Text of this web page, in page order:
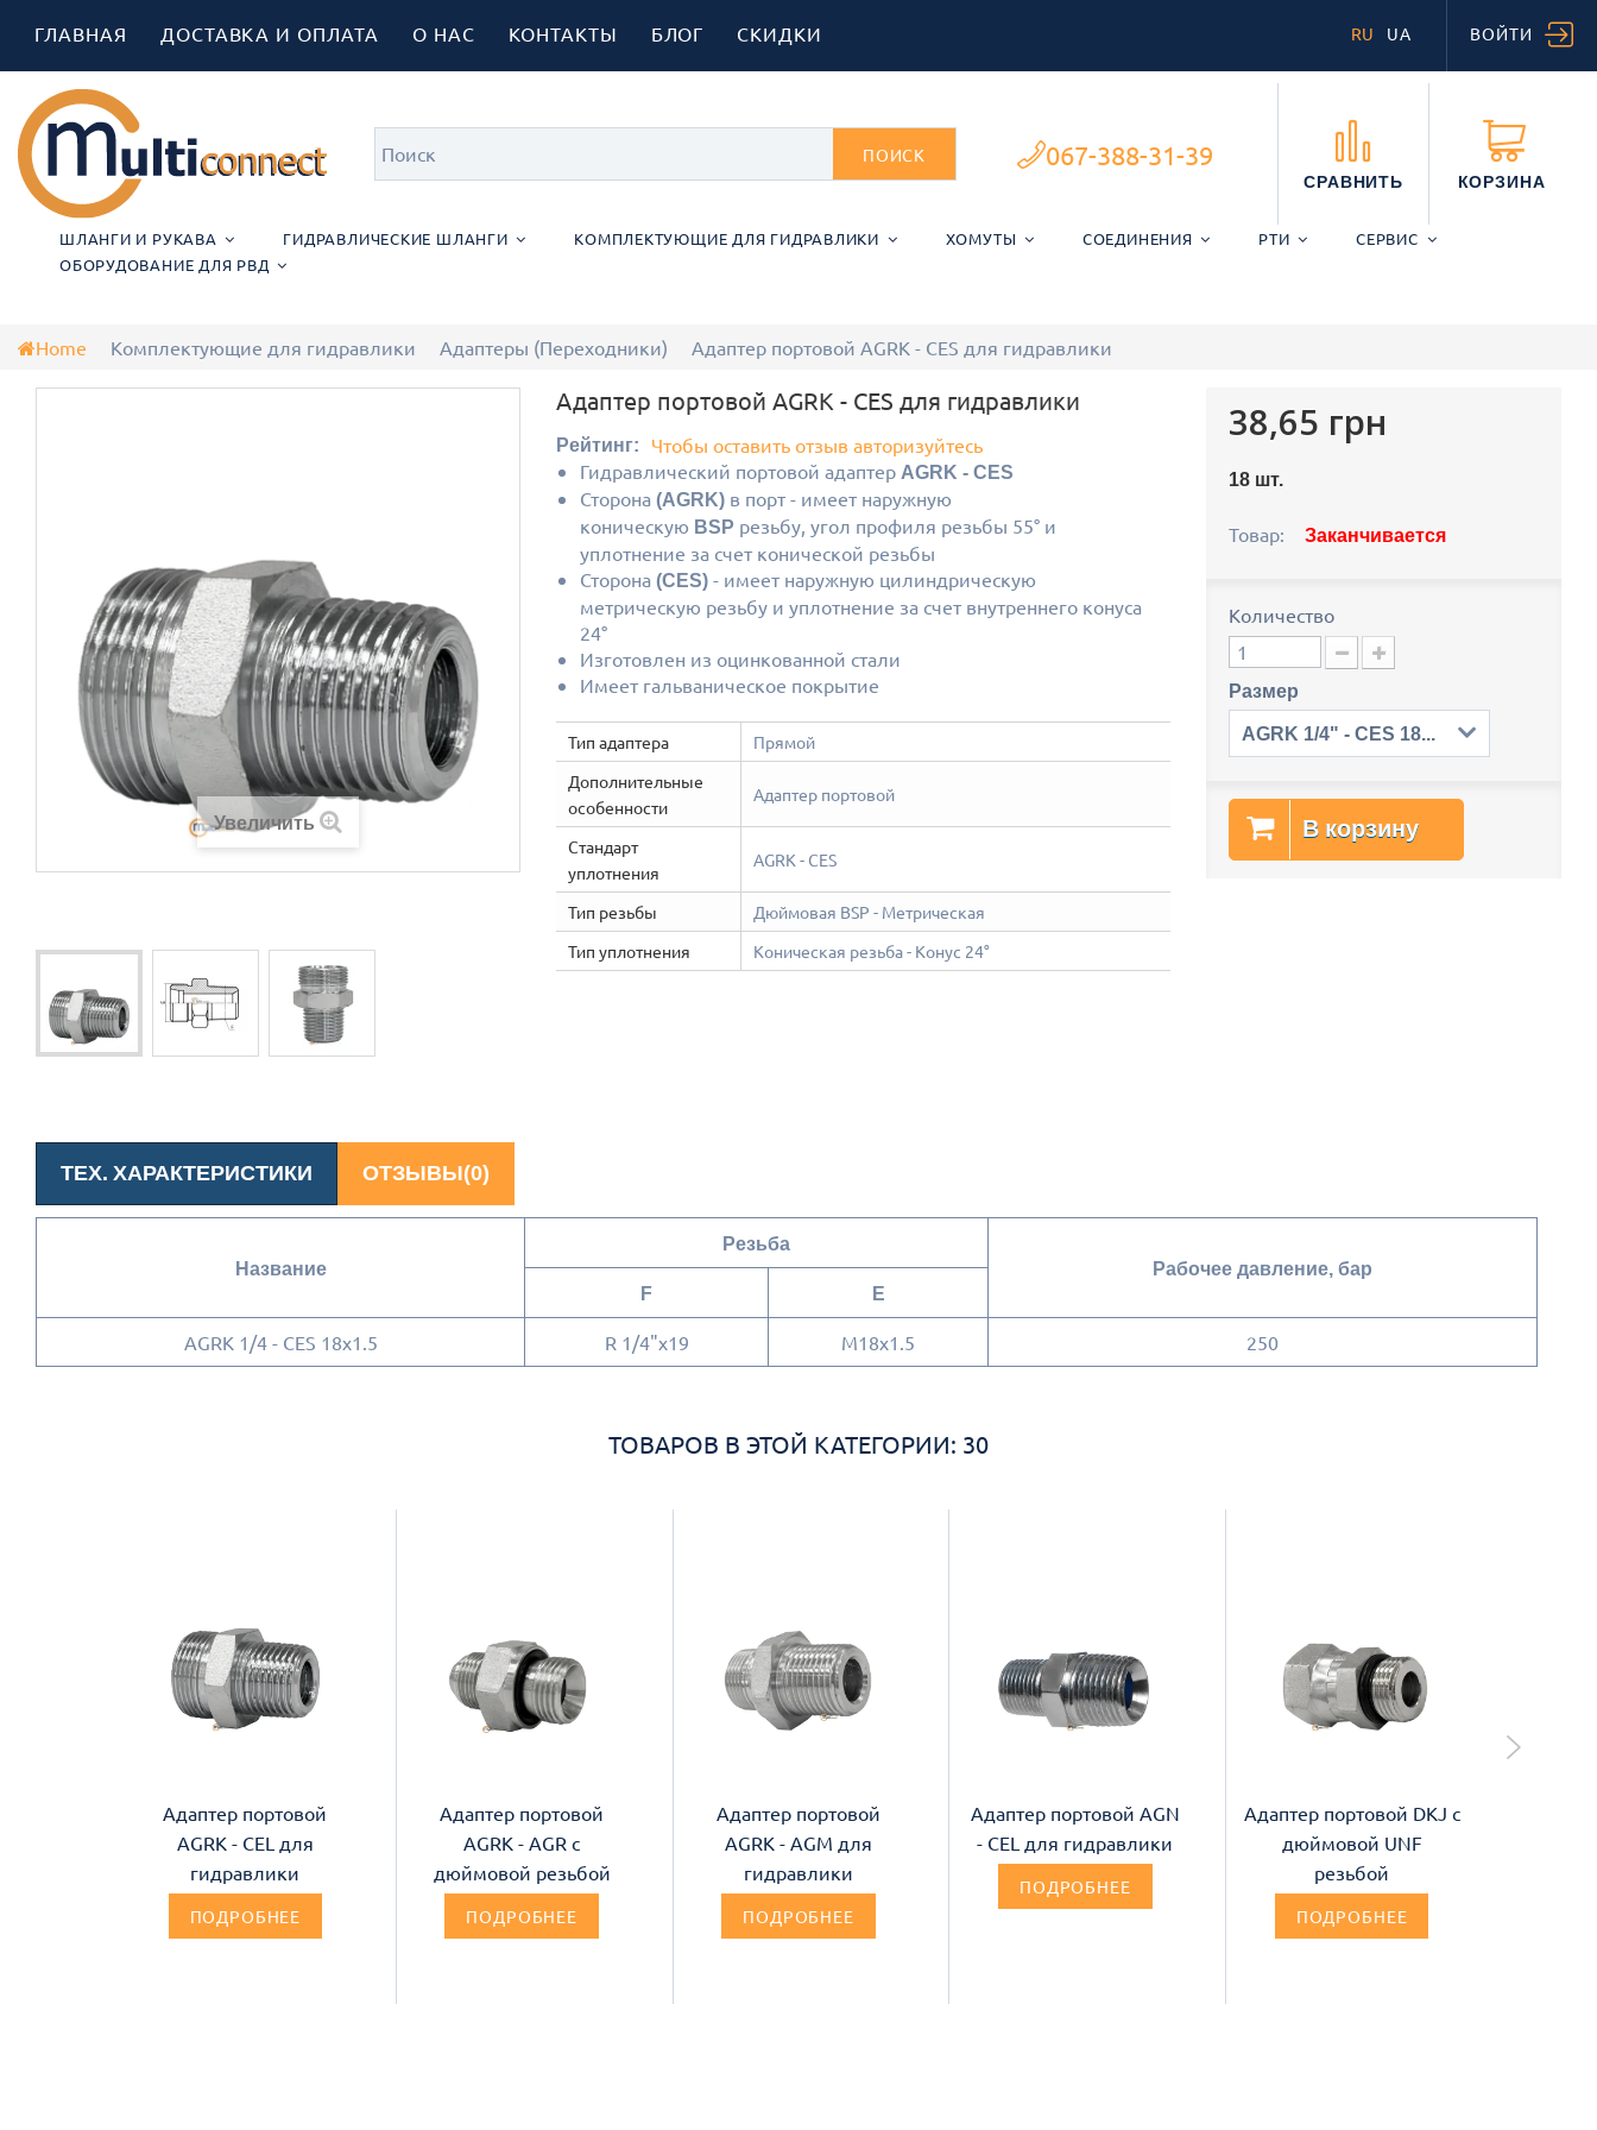
ВОЙТИ
ГЛАВНАЯ ДОСТАВКА И ОПЛАТА О НАС КОНТАКТЫ БЛОГ СКИДКИ RU UA
КОРЗИНА
СРАВНИТЬ
067-388-31-39
ШЛАНГИ И РУКАВА ГИДРАВЛИЧЕСКИЕ ШЛАНГИ КОМПЛЕКТУЮЩИЕ ДЛЯ ГИДРАВЛИКИ ХОМУТЫ СОЕДИНЕНИЯ РТИ
СЕРВИС
ОБОРУДОВАНИЕ ДЛЯ РВД
ПОИСК
Home Комплектующие для гидравлики Адаптеры (Переходники) Адаптер портовой AGRK - CES для гидравлики
Увеличить
Адаптер портовой AGRK - CES для гидравлики
Рейтинг:
Чтобы оставить отзыв авторизуйтесь
Гидравлический портовой адаптер AGRK - CES
Сторона(AGRK)в порт - имеет наружную
коническую BSP резьбу, угол профиля резьбы 55° и
уплотнение за счет конической резьбы
Сторона (CES)- имеет наружную цилиндрическую
метрическую резьбу и уплотнение за счет внутреннего конуса
24°
Изготовлен из оцинкованной стали
Имеет гальваническое покрытие
Тип адаптера
Прямой
Дополнительные
особенности
Адаптер портовой
Стандарт
уплотнения
AGRK - CES
Тип резьбы
Дюймовая BSP - Метрическая
Тип уплотнения
Коническая резьба - Конус 24°
38,65 грн
18 шт.
Товар: Заканчивается
Количество
Размер
AGRK 1/4" - CES 18x1.5
В корзину
ТЕХ. ХАРАКТЕРИСТИКИ ОТЗЫВЫ(0)
Название
Резьба
Рабочее давление, бар
F
E
AGRK 1/4 - CES 18x1.5 R 1/4"x19 M18x1.5 250
ТОВАРОВ В ЭТОЙ КАТЕГОРИИ: 30
Адаптер портовой
AGRK - CEL для
гидравлики
ПОДРОБНЕЕ
Адаптер портовой
AGRK - AGR с
дюймовой резьбой
ПОДРОБНЕЕ
Адаптер портовой
AGRK - AGM для
гидравлики
ПОДРОБНЕЕ
Адаптер портовой AGN
- CEL для гидравлики
ПОДРОБНЕЕ
Адаптер портовой DKJ с
дюймовой UNF
резьбой
ПОДРОБНЕЕ